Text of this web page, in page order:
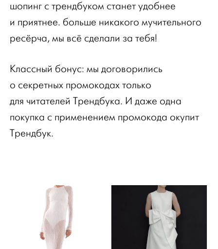
шопинг с трендбуком станет удобнее
и приятнее. больше никакого мучительного
ресёрча, мы всё сделали за тебя!
Классный бонус: мы договорились
о секретных промокодах только
для читателей Трендбука. И даже одна
покупка с применением промокода окупит
Трендбук.